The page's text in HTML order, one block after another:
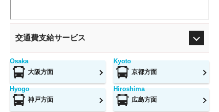
交通費支給サービス
Osaka
大阪方面
Kyoto
京都方面
Hyogo
神戸方面
Hiroshima
広島方面